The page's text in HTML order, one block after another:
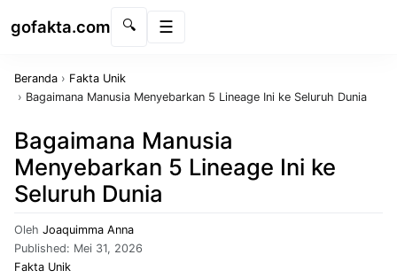
gofakta.com 🔍
Beranda › Fakta Unik
› Bagaimana Manusia Menyebarkan 5 Lineage Ini ke Seluruh Dunia
Bagaimana Manusia
Menyebarkan 5 Lineage Ini ke
Seluruh Dunia
Oleh Joaquimma Anna
Published: Mei 31, 2026
Fakta Unik